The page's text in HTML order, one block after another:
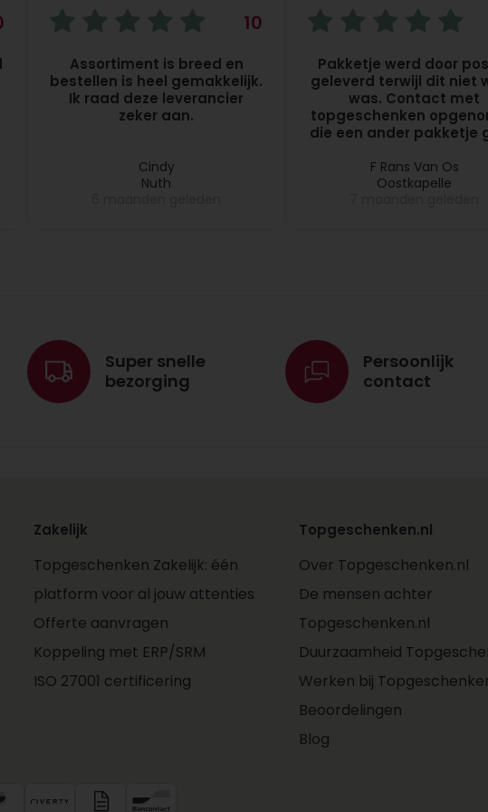
10
Assortiment is breed en
bestellen is heel gemakkelijk.
Ik raad deze leverancier
zeker aan.
Cindy
Nuth
Pakketje werd door
geleverd terwijl dit niet
was. Contact met
topgeschenken
die een ander pakketje
F Rans Van Os
Oostkapelle
Super snelle
bezorging
Persoonlijk
contact
Zakelijk
Topgeschenken Zakelijk: één
platform voor al jouw attenties
Offerte aanvragen
Koppeling met ERP/SRM
ISO 27001 certificering
Topgeschenken.nl
Over Topgeschenken.nl
De mensen achter
Topgeschenken.nl
Duurzaamheid
Werken bij
Beoordelingen
Blog